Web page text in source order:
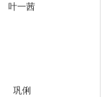
叶一茜
巩俐